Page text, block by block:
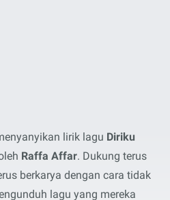
lirik lagu Diriku
Raffa Affar. Dukung terus
berkarya dengan cara tidak
lagu yang mereka